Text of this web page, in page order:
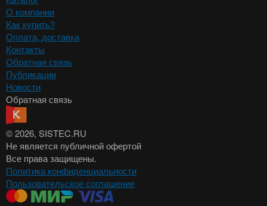
О компании
Как купить?
Оплата, доставка
Контакты
Обратная связь
Публикации
Новости
Обратная связь
© 2026, SISTEC.RU
Не является публичной офертой
Все права защищены.
Политика конфиденциальности
Пользовательское соглашение